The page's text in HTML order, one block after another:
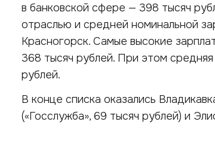
в банковской сфере — 398 тысяч
отраслью и средней номинальной
Красногорск. Самые высокие
368 тысяч рублей. При этом
рублей.
В конце списка оказались
(«Госслужба», 69 тысяч рублей) и